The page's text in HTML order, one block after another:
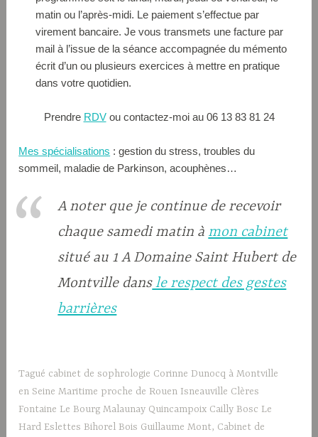
matin ou l’après-midi. Le paiement s’effectue par
virement bancaire. Je vous transmets une facture par
mail à l’issue de la séance accompagnée du mémento
écrit d’un ou plusieurs exercices à mettre en pratique
dans votre quotidien.
Prendre RDVou contactez-moi au 06 13 83 81 24
Mes spécialisations : gestion du stress, troubles du
sommeil, maladie de Parkinson, acouphènes…
A noter que je continue de recevoir
chaque samedi matin à mon cabinet
situé au 1 A Domaine Saint Hubert de
Montville dansle respect des gestes
barrières
Tagué cabinet de sophrologie Corinne Dunocq à Montville
en Seine Maritime proche de Rouen Isneauville Clères
Fontaine Le Bourg Malaunay Quincampoix Cailly Bosc Le
Hard Eslettes Bihorel Bois Guillaume Mont, Cabinet de